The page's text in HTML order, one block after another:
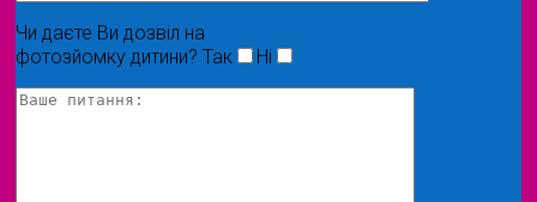
Чи даєте Ви дозвіл на
фотозйомку дитини? Так Ні